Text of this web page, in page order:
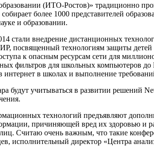
(ИТО-Ростов)» традиционно
более 1000 представителей
и образовании.
стали внедрение дистанционных
посвященный технологиям защиты
к опасным ресурсам сети для
фильтров для школьных компьютеров
в интернет в школах и выполнение
будут учитываться в развитии
технологий предъявляют
причиняющей вред их здоровью и
лиц. Считаю очень важным, что такие
исполнительный директор «Центра